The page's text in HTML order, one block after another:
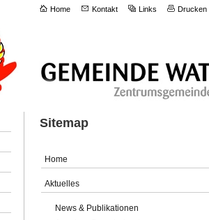
Home Kontakt Links Drucken
Sitemap
Home
Aktuelles
News & Publikationen